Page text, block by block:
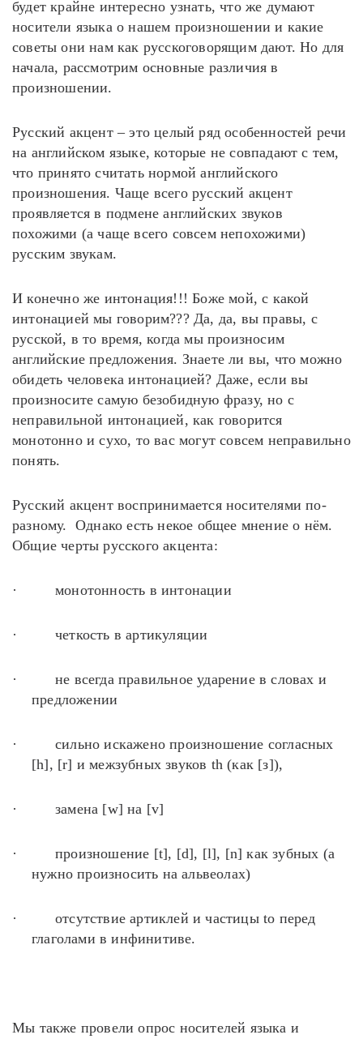
будет крайне интересно узнать, что же думают
носители языка о нашем произношении и какие
советы они нам как русскоговорящим дают. Но для
начала, рассмотрим основные различия в
произношении.
Русский акцент – это целый ряд особенностей речи
на английском языке, которые не совпадают с тем,
что принято считать нормой английского
произношения. Чаще всего русский акцент
проявляется в подмене английских звуков
похожими (а чаще всего совсем непохожими)
русским звукам.
И конечно же интонация!!! Боже мой, с какой
интонацией мы говорим??? Да, да, вы правы, с
русской, в то время, когда мы произносим
английские предложения. Знаете ли вы, что можно
обидеть человека интонацией? Даже, если вы
произносите самую безобидную фразу, но с
неправильной интонацией, как говорится
монотонно и сухо, то вас могут совсем неправильно
понять.
Русский акцент воспринимается носителями по-
разному. Однако есть некое общее мнение о нём.
Общие черты русского акцента:
· монотонность в интонации
· четкость в артикуляции
·
не всегда правильное ударение в словах и
предложении
·
сильно искажено произношение согласных
[h], [r] и межзубных звуков th (как [з]),
· замена [w] на [v]
·
произношение [t], [d], [l], [n] как зубных (а
нужно произносить на альвеолах)
·
отсутствие артиклей и частицы to перед
глаголами в инфинитиве.
Мы также провели опрос носителей языка и